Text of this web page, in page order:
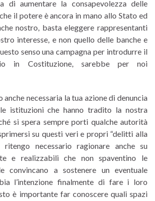
di aumentare la consapevolezza delle
il potere è ancora in mano allo Stato ed
nostro, basta eleggere rappresentanti
interesse, e non quello delle banche e
senso una campagna per introdurre il
in Costituzione, sarebbe per noi
anche necessaria la tua azione di denuncia
istituzioni che hanno tradito la nostra
si spera sempre porti qualche autorità
su questi veri e propri “delitti alla
ritengo necessario ragionare anche su
e realizzabili che non spaventino le
convincano a sostenere un eventuale
l’intenzione finalmente di fare i loro
è importante far conoscere quali spazi